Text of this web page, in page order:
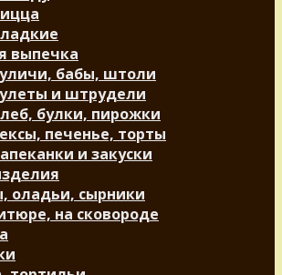
выпечка
бабы, штоли
и штрудели
булки, пирожки
печенье, торты
и закуски
оладьи, сырники
на сковороде